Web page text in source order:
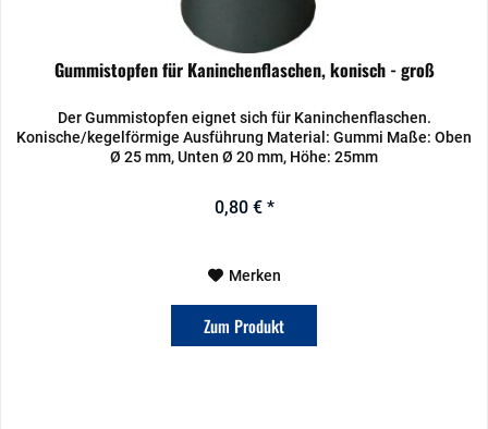
Gummistopfen für Kaninchenflaschen, konisch - groß
Der Gummistopfen eignet sich für Kaninchenflaschen.
Konische/kegelförmige Ausführung Material: Gummi Maße: Oben
Ø 25 mm, Unten Ø 20 mm, Höhe: 25mm
0,80 € *
Merken
Zum Produkt